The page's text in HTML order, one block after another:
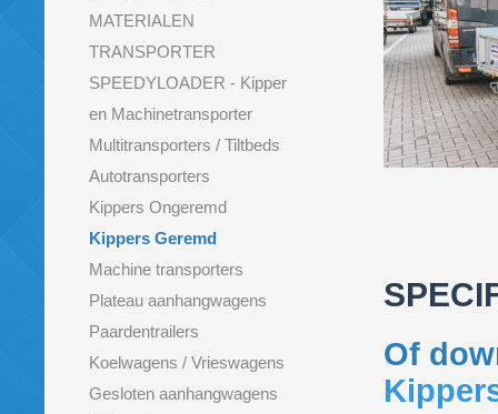
MATERIALEN
TRANSPORTER
SPEEDYLOADER - Kipper
en Machinetransporter
Multitransporters / Tiltbeds
Autotransporters
Kippers Ongeremd
Kippers Geremd
Machine transporters
Plateau aanhangwagens
Paardentrailers
Koelwagens / Vrieswagens
Gesloten aanhangwagens
Of